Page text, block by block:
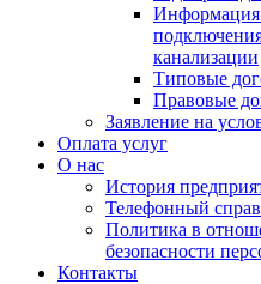
Информация
канализации
Типовые
Правовые
Заявление на
Оплата услуг
О нас
История
Телефонный
Политика в
безопасности
Контакты